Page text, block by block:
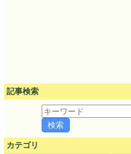
記事検索
カテゴリ